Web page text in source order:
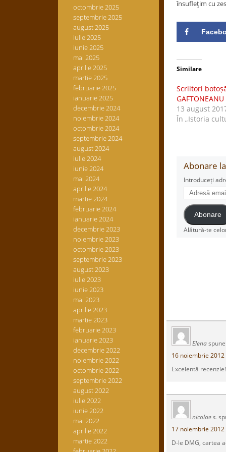
octombrie 2025
septembrie 2025
august 2025
iulie 2025
iunie 2025
mai 2025
aprilie 2025
martie 2025
februarie 2025
ianuarie 2025
decembrie 2024
noiembrie 2024
octombrie 2024
septembrie 2024
august 2024
iulie 2024
iunie 2024
mai 2024
aprilie 2024
martie 2024
februarie 2024
ianuarie 2024
decembrie 2023
noiembrie 2023
octombrie 2023
septembrie 2023
august 2023
iulie 2023
iunie 2023
mai 2023
aprilie 2023
martie 2023
februarie 2023
ianuarie 2023
decembrie 2022
noiembrie 2022
octombrie 2022
septembrie 2022
august 2022
iulie 2022
iunie 2022
mai 2022
aprilie 2022
martie 2022
însufleţim cu
Similare
Scriitori
GAFTONEANU
13 august
În „Istoria
Abonare
Introduceți
Adresă
email
Abonare
Alătură-te
Elena
16 noiembrie 2012
Excelentă
nicolae s.
17 noiembrie 2012
D-le DMG, cartea